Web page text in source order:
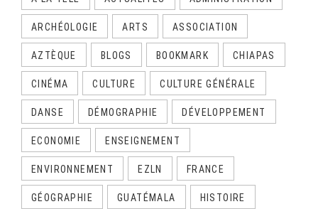
ARCHÉOLOGIE ARTS ASSOCIATION
AZTÈQUE BLOGS BOOKMARK CHIAPAS
CINÉMA CULTURE CULTURE GÉNÉRALE
DANSE DÉMOGRAPHIE DÉVELOPPEMENT
ECONOMIE ENSEIGNEMENT
ENVIRONNEMENT EZLN FRANCE
GÉOGRAPHIE GUATÉMALA HISTOIRE